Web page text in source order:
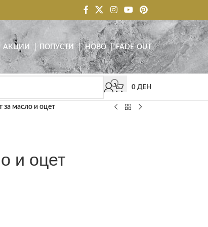
АКЦИИ | ПОПУСТИ |НОВО|FADE-OUT
0 ДЕН
за масло и оцет
и оцет